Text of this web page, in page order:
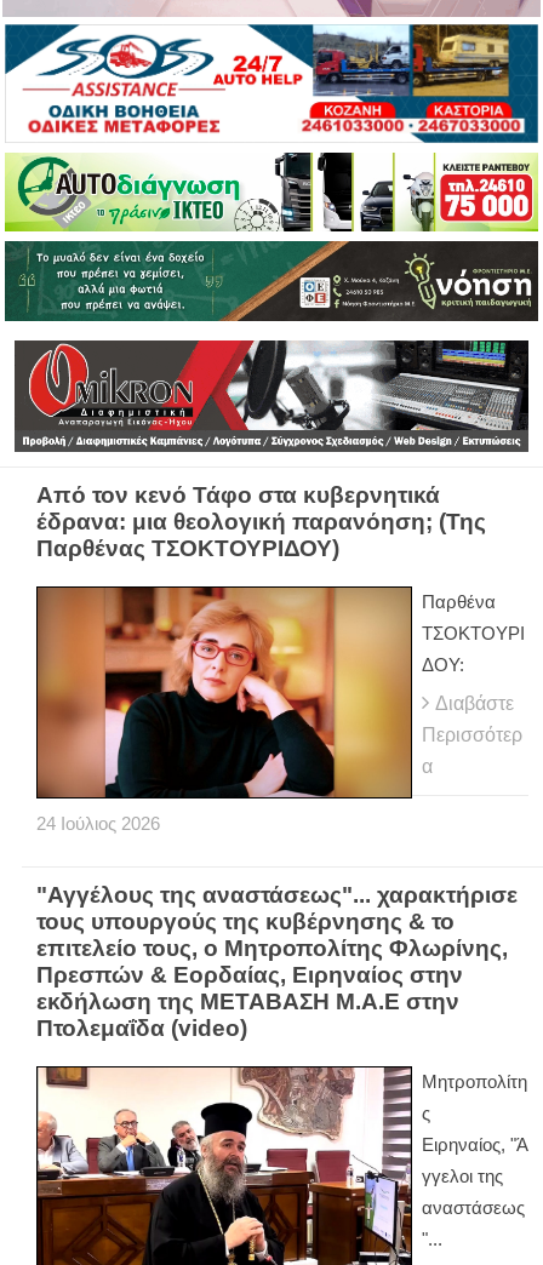
Από τον κενό Τάφο στα κυβερνητικά
έδρανα: μια θεολογική παρανόηση; (Της
Παρθένας ΤΣΟΚΤΟΥΡΙΔΟΥ)
Παρθένα
ΤΣΟΚΤΟΥΡΙ
ΔΟΥ:
Διαβάστε
Περισσότερ
α
24 Ιούλιος 2026
"Αγγέλους της αναστάσεως"... χαρακτήρισε
τους υπουργούς της κυβέρνησης & το
επιτελείο τους, ο Μητροπολίτης Φλωρίνης,
Πρεσπών & Εορδαίας, Ειρηναίος στην
εκδήλωση της ΜΕΤΑΒΑΣΗ Μ.Α.Ε στην
Πτολεμαΐδα (video)
Μητροπολίτη
ς
Ειρηναίος, "Ά
γγελοι της
αναστάσεως
"...